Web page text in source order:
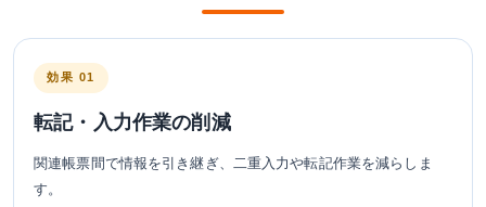
効果 01
転記・入力作業の削減
関連帳票間で情報を引き継ぎ、二重入力や転記作業を減らしま
す。